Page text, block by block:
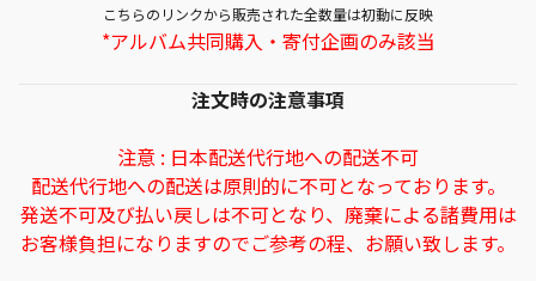
こちらのリンクから販売された全数量は初動に反映
*アルバム共同購入・寄付企画のみ該当
注文時の注意事項
注意 : 日本配送代行地への配送不可
配送代行地への配送は原則的に不可となっております。
発送不可及び払い戻しは不可となり、廃棄による諸費用は
お客様負担になりますのでご参考の程、お願い致します。